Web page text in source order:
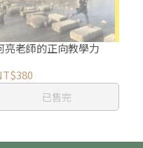
亮老師的正向教學力
已售完